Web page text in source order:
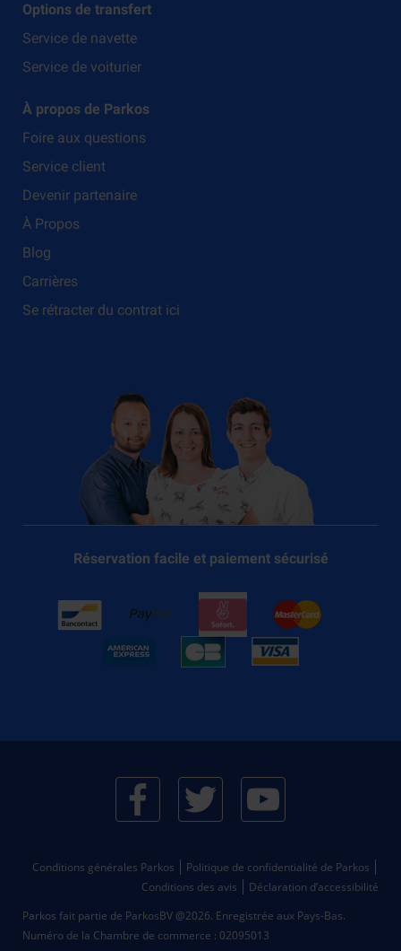
Options de transfert
Service de navette
Service de voiturier
À propos de Parkos
Foire aux questions
Service client
Devenir partenaire
À Propos
Blog
Carrières
Se rétracter du contrat ici
Réservation facile et paiement sécurisé
Parkos fait partie de ParkosBV @2026. Enregistrée aux Pays-Bas.
Numéro de la Chambre de commerce : 02095013
Conditions générales Parkos
Politique de confidentialité de Parkos
Conditions des avis
Déclaration d’accessibilité